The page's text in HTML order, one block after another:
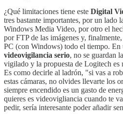
¿Qué limitaciones tiene este Digital
tres bastante importantes, por un lado
Windows Media Video, por otro el
por FTP de las imágenes y,
PC (con Windows) todo el tiempo. En
videovigilancia serio, no se guardan
vigilado y la propuesta de Logitech es
Es como decirle al ladrón, "si vas a
estas cámaras, no olvides llevarte los
siempre encendido es un gasto de
quieres es videovigliancia cuando te
pedir, sería interesante poder añadir